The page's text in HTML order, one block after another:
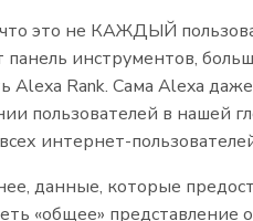
это не КАЖДЫЙ
панель инструментов,
Alexa Rank. Сама Alexa
пользователей в нашей
интернет-
данные, которые
«общее» представление